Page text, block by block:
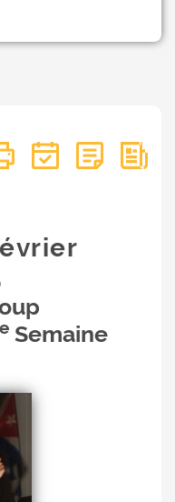
e Semaine